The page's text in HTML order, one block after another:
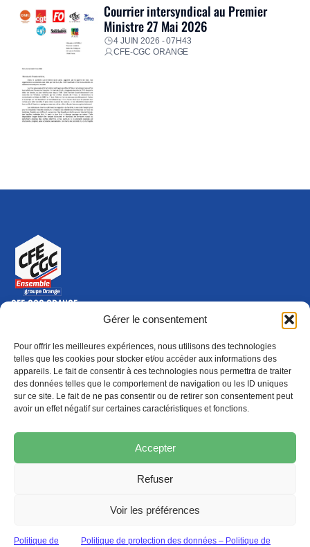
Gérer le consentement
Pour offrir les meilleures expériences, nous utilisons des technologies
telles que les cookies pour stocker et/ou accéder aux informations des
appareils. Le fait de consentir à ces technologies nous permettra de traiter
des données telles que le comportement de navigation ou les ID uniques
sur ce site. Le fait de ne pas consentir ou de retirer son consentement peut
avoir un effet négatif sur certaines caractéristiques et fonctions.
Accepter
Refuser
Voir les préférences
Politique de Politique de protection des données – Politique de
Courrier intersyndical au Premier
Ministre 27 Mai 2026
4 JUIN 2026 - 07H43
CFE-CGC ORANGE
CFE-CGC ORANGE
10-12 rue Saint Amand, 75015 Paris Cedex 15
Nous contacter
01 46 79 28 74
S'ABONNER(NOUVELLE FENÊTRE)
ADHÉRER
Épargne
(nouvelle fenêtre) Formation
(nouvelle fenêtre)
POLITIQUE DE COOKIES